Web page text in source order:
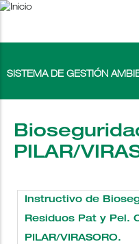
Pasar
SISTEMA DE GESTIÓN
PILAR/
Instructivo de
Residuos Pat y Pel.
PILAR/VIRASORO.